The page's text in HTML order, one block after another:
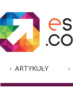
ARTYKUŁY